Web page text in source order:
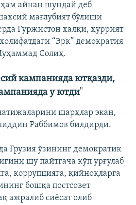
айнан шундай деб
мағлубият бўлиши
Гуржистон халқи, ҳуррият
“Эрк” демократия
Солиҳ.
кампанияда ютқазди,
у ютди"
шарҳлар экан,
Раббимов билдирди.
Грузия ўзининг демократик
шу пайтгача кўп урғулаб
коррупцияга, қийноқларга
бошқа постсовет
ажралиб сиëсат олиб